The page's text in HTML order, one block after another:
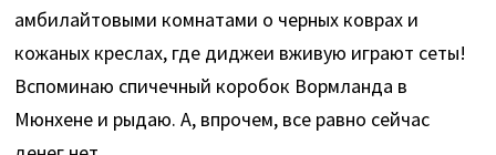
амбилайтовыми комнатами о черных коврах и
кожаных креслах, где диджеи вживую играют сеты!
Вспоминаю спичечный коробок Вормланда в
Мюнхене и рыдаю. А, впрочем, все равно сейчас